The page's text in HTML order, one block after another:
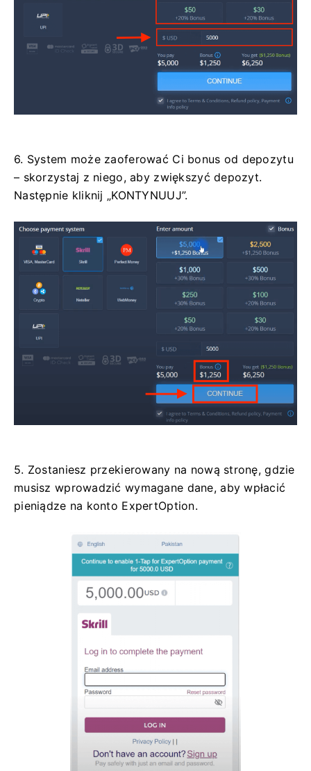
6. System może zaoferować Ci bonus od depozytu
– skorzystaj z niego, aby zwiększyć depozyt.
Następnie kliknij „KONTYNUUJ”.
5. Zostaniesz przekierowany na nową stronę, gdzie
musisz wprowadzić wymagane dane, aby wpłacić
pieniądze na konto ExpertOption.